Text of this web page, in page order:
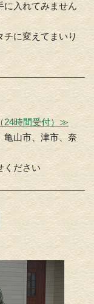
に入れてみません
に変えてまいり
24時間受付）≫
亀山市、津市、奈
ください